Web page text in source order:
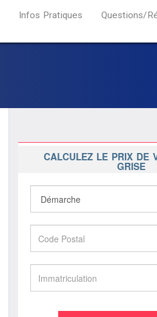
Infos Pratiques Questions/
CALCULEZ LE PRIX DE
GRISE